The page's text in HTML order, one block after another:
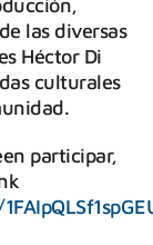
las diversas
Héctor Di
culturales
participar,